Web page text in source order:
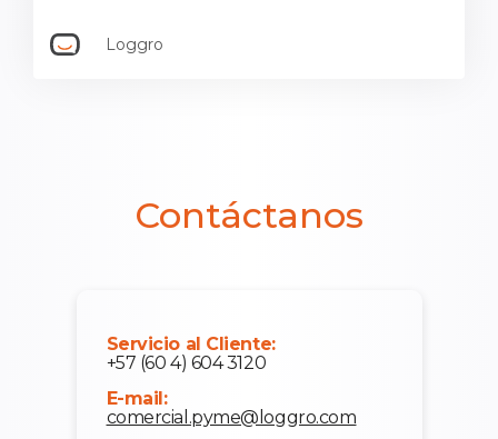
Loggro
Contáctanos
Servicio al Cliente:
+57 (60 4) 604 3120
E-mail:
comercial.pyme@loggro.com